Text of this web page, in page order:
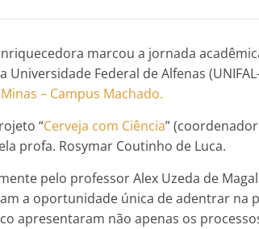
marcou a jornada
Universidade Federal de Alfenas
– Campus Machado.
“Cerveja com Ciência”
profa. Rosymar Coutinho de Luca.
pelo professor Alex Uzeda de
a oportunidade única de adentrar na
apresentaram não apenas os